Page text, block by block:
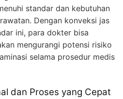
standar dan kebutuhan
Dengan konveksi jas
ini, para dokter bisa
mengurangi potensi risiko
selama prosedur medis
dan Proses yang Cepat